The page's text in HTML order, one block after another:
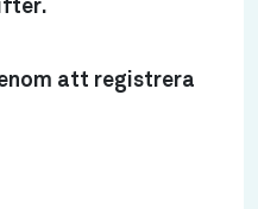
att registrera